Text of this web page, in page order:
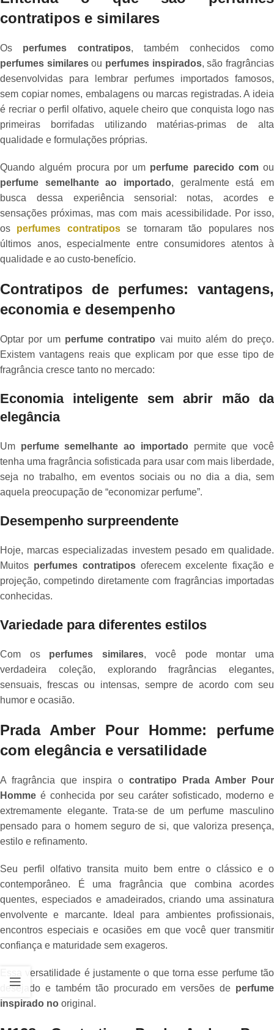
contratipos e similares
Os perfumes contratipos, também conhecidos como
perfumes similaresou perfumes inspirados, são fragrâncias
desenvolvidas para lembrar perfumes importados famosos,
sem copiar nomes, embalagens ou marcas registradas. A ideia
é recriar o perfil olfativo, aquele cheiro que conquista logo nas
primeiras borrifadas utilizando matérias-primas de alta
qualidade e formulações próprias.
Quando alguém procura por um perfume parecido comou
perfume semelhante ao importado, geralmente está em
busca dessa experiência sensorial: notas, acordes e
sensações próximas, mas com mais acessibilidade. Por isso,
os perfumes contratiposse tornaram tão populares nos
últimos anos, especialmente entre consumidores atentos à
qualidade e ao custo-benefício.
Contratipos de perfumes: vantagens,
economia e desempenho
Optar por um perfume contratipo vai muito além do preço.
Existem vantagens reais que explicam por que esse tipo de
fragrância cresce tanto no mercado:
Economia inteligente sem abrir mão da
elegância
Um perfume semelhante ao importadopermite que você
tenha uma fragrância sofisticada para usar com mais liberdade,
seja no trabalho, em eventos sociais ou no dia a dia, sem
aquela preocupação de “economizar perfume”.
Desempenho surpreendente
Hoje, marcas especializadas investem pesado em qualidade.
Muitos perfumes contratiposoferecem excelente fixação e
projeção, competindo diretamente com fragrâncias importadas
conhecidas.
Variedade para diferentes estilos
Com os perfumes similares, você pode montar uma
verdadeira coleção, explorando fragrâncias elegantes,
sensuais, frescas ou intensas, sempre de acordo com seu
humor e ocasião.
Prada Amber Pour Homme: perfume
com elegância e versatilidade
A fragrância que inspira o contratipo Prada Amber Pour
Homme é conhecida por seu caráter sofisticado, moderno e
extremamente elegante. Trata-se de um perfume masculino
pensado para o homem seguro de si, que valoriza presença,
estilo e refinamento.
Seu perfil olfativo transita muito bem entre o clássico e o
contemporâneo. É uma fragrância que combina acordes
quentes, especiados e amadeirados, criando uma assinatura
envolvente e marcante. Ideal para ambientes profissionais,
encontros especiais e ocasiões em que você quer transmitir
confiança e maturidade sem exageros.
Essa versatilidade é justamente o que torna esse perfume tão
desejado e também tão procurado em versões de perfume
inspirado no original.